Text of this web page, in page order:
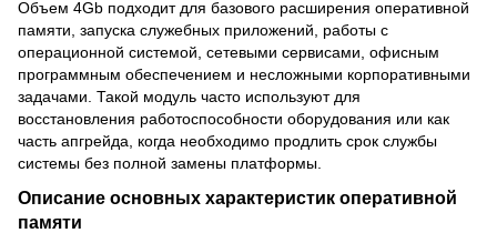
Объем 4Gb подходит для базового расширения оперативной
памяти, запуска служебных приложений, работы с
операционной системой, сетевыми сервисами, офисным
программным обеспечением и несложными корпоративными
задачами. Такой модуль часто используют для
восстановления работоспособности оборудования или как
часть апгрейда, когда необходимо продлить срок службы
системы без полной замены платформы.
Описание основных характеристик оперативной
памяти